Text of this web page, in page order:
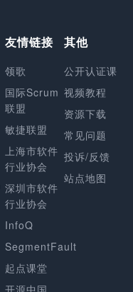
友情链接
领歌
国际Scrum
联盟
敏捷联盟
上海市软件
行业协会
深圳市软件
行业协会
InfoQ
SegmentFault
起点课堂
其他
公开认证课
视频教程
资源下载
常见问题
投诉/反馈
站点地图